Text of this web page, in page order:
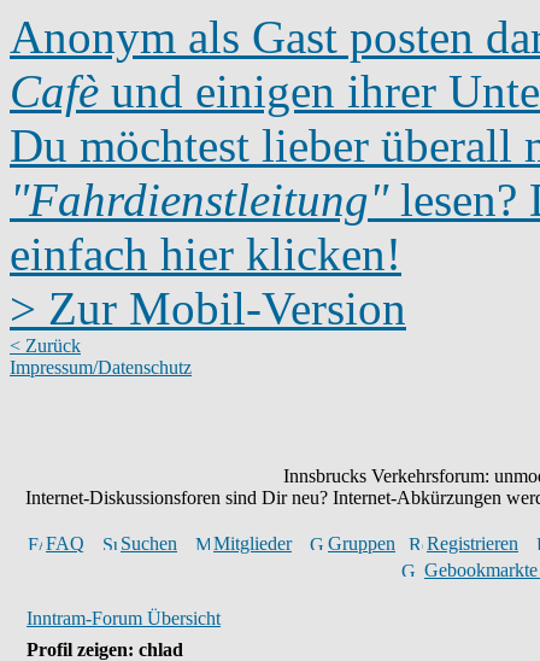
Anonym als Gast posten
Cafè und einigen ihrer
Du möchtest lieber überall
"Fahrdienstleitung"lesen?
einfach hier klicken!
> Zur Mobil-Version
< Zurück
Impressum/Datenschutz
Innsbrucks Verkehrsforum:
Internet-Diskussionsforen sind Dir neu? Internet-Abkürzungen
FAQ Suchen Mitglieder Gruppen
Registrieren
Inntram-Forum Übersicht
Profil zeigen: chlad